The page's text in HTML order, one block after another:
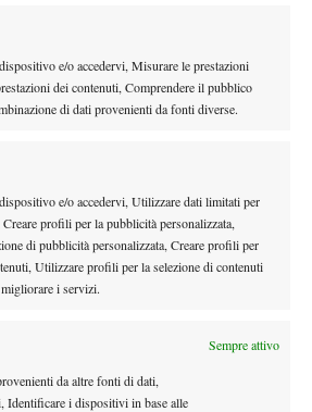
e/o accedervi, Misurare le prestazioni
dei contenuti, Comprendere il pubblico
di dati provenienti da fonti diverse.
e/o accedervi, Utilizzare dati limitati per
profili per la pubblicità personalizzata,
di pubblicità personalizzata, Creare profili per
Utilizzare profili per la selezione di contenuti
i servizi.
Sempre attivo
da altre fonti di dati,
Identificare i dispositivi in base alle
DI TENDENZA
Vavassori fuori al primo turno